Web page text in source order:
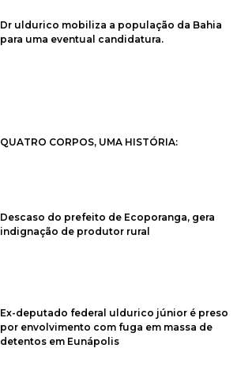
Dr uldurico mobiliza a população da Bahia
para uma eventual candidatura.
QUATRO CORPOS, UMA HISTÓRIA:
Descaso do prefeito de Ecoporanga, gera
indignação de produtor rural
Ex-deputado federal uldurico júnior é preso
por envolvimento com fuga em massa de
detentos em Eunápolis